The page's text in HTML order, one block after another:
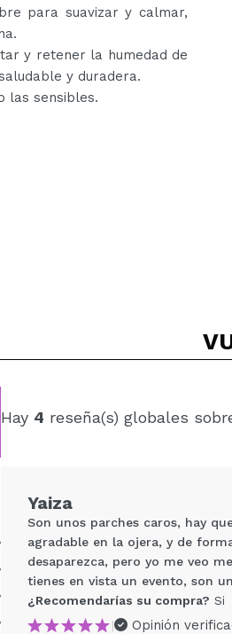
para suavizar y calmar,
y retener la humedad de
y duradera.
las sensibles.
Hay 4 reseña(s) globales
Yaiza
Son unos parches caros, hay
agradable en la ojera, y de
desaparezca, pero yo me veo
tienes en vista un evento, son
¿Recomendarías su compra? Si
|
Opinión